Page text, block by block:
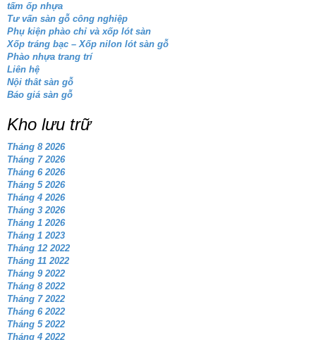
tấm ốp nhựa
Tư vấn sàn gỗ công nghiệp
Phụ kiện phào chỉ và xốp lót sàn
Xốp tráng bạc – Xốp nilon lót sàn gỗ
Phào nhựa trang trí
Liên hệ
Nội thât sàn gỗ
Báo giá sàn gỗ
Kho lưu trữ
Tháng 8 2026
Tháng 7 2026
Tháng 6 2026
Tháng 5 2026
Tháng 4 2026
Tháng 3 2026
Tháng 1 2026
Tháng 1 2023
Tháng 12 2022
Tháng 11 2022
Tháng 9 2022
Tháng 8 2022
Tháng 7 2022
Tháng 6 2022
Tháng 5 2022
Tháng 4 2022